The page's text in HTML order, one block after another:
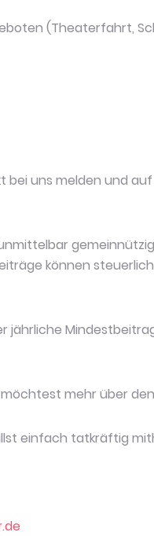
(Theaterfahrt,
bei uns melden und
können
jährliche
mehr über
einfach tatkräftig